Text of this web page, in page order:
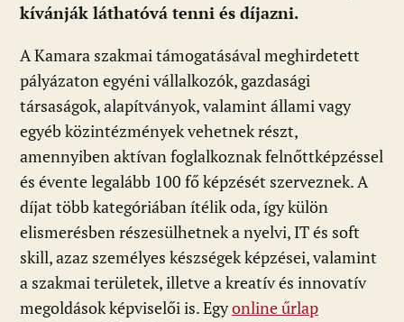
kívánják láthatóvá tenni és díjazni.
A Kamara szakmai támogatásával meghirdetett
pályázaton egyéni vállalkozók, gazdasági
társaságok, alapítványok, valamint állami vagy
egyéb közintézmények vehetnek részt,
amennyiben aktívan foglalkoznak felnőttképzéssel
és évente legalább 100 fő képzését szerveznek. A
díjat több kategóriában ítélik oda, így külön
elismerésben részesülhetnek a nyelvi, IT és soft
skill, azaz személyes készségek képzései, valamint
a szakmai területek, illetve a kreatív és innovatív
megoldások képviselői is. Egyonline űrlap